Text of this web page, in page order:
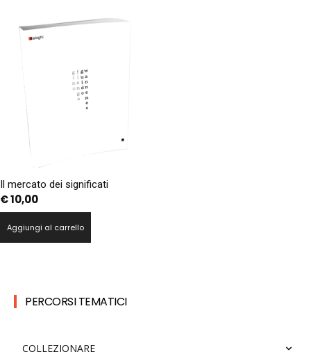
Il mercato dei significati
€10,00
Aggiungi al carrello
PERCORSI TEMATICI
COLLEZIONARE